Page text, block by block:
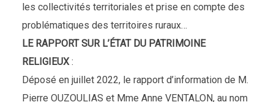
les collectivités territoriales et prise en compte des
problématiques des territoires ruraux…
LE RAPPORT SUR L’ÉTAT DU PATRIMOINE
RELIGIEUX:
Déposé en juillet 2022, le rapport d’information de M.
Pierre OUZOULIAS et Mme Anne VENTALON, au nom